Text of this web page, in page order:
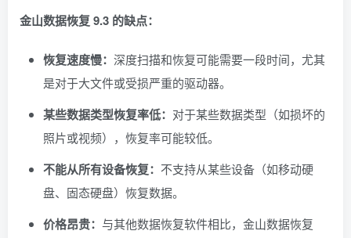
金山数据恢复 9.3 的缺点：
恢复速度慢： 深度扫描和恢复可能需要一段时间，尤其
是对于大文件或受损严重的驱动器。
某些数据类型恢复率低： 对于某些数据类型（如损坏的
照片或视频），恢复率可能较低。
不能从所有设备恢复： 不支持从某些设备（如移动硬
盘、固态硬盘）恢复数据。
价格昂贵： 与其他数据恢复软件相比，金山数据恢复